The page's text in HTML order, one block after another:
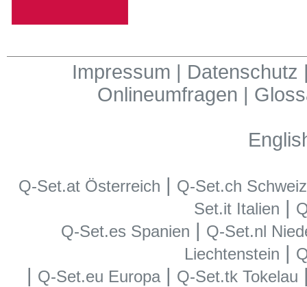
Impressum | Datenschutz
Onlineumfragen |
Q-Set.at Österreich | Q-Set.ch Schweiz
Set.it Italien |
Q-Set.es Spanien | Q-Set.nl
Liechtenstein |
| Q-Set.eu Europa| Q-Set.tk Tokelau